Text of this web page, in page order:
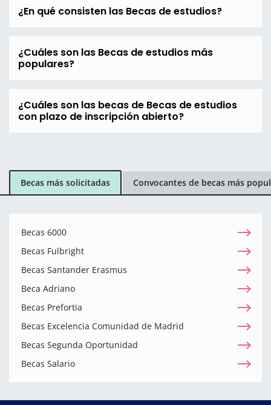
¿En qué consisten las Becas de estudios?
¿Cuáles son las Becas de estudios más
populares?
¿Cuáles son las becas de Becas de estudios
con plazo de inscripción abierto?
Becas más solicitadas Convocantes de becas más
Becas 6000
Becas Fulbright
Becas Santander Erasmus
Beca Adriano
Becas Prefortia
Becas Excelencia Comunidad de Madrid
Becas Segunda Oportunidad
Becas Salario